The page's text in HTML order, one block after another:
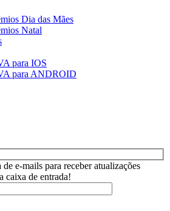
Dia das Mães
Natal
para IOS
para ANDROID
e-mails para receber atualizações
caixa de entrada!